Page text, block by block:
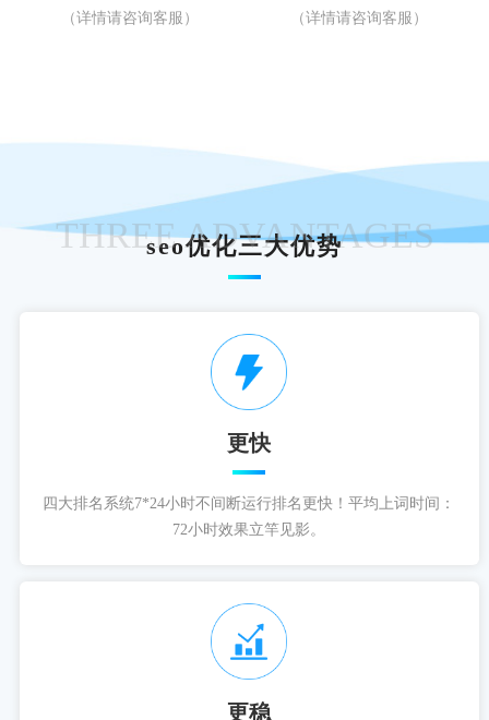
（详情请咨询客服） （详情请咨询客服）
THREE ADVANTAGES
seo优化三大优势
更快
四大排名系统7*24小时不间断运行排名更快！平均上词时间：
72小时效果立竿见影。
更稳